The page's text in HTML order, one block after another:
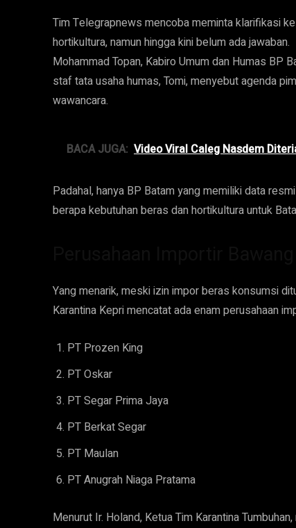
Tim Telegrapnews mencoba meminta klarifikasi
hortikultura, namun hingga kini belum ada jawaban.
Mohammad Topan, Kabiro Umum dan Humas BP
staf tata usaha humas, Tomi, menyebut agenda
wawancara.
BACA JUGA: Video Viral Caleg Nasdem
Padahal, hanya BP Batam yang memiliki data
berapa kebutuhan beras dan hortikultura untuk
Yang menarik, meski izin impor beras konsumsi
Karantina Kepri mencatat ada enam perusahaan
PT Prozen King
PT Oskar
PT Segar Prima Jaya
PT Berkat Segar
PT Maulan
PT Anugrah Niaga Pratama
Menurut Ir. Holand, Ketua Tim Karantina